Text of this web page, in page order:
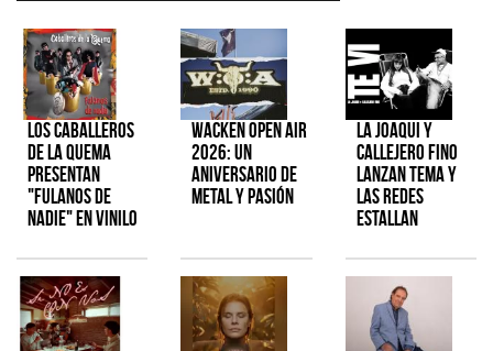
Los Caballeros
de la Quema
presentan
"Fulanos de
Nadie" en vinilo
Wacken Open Air
2026: Un
aniversario de
metal y pasión
La Joaqui y
Callejero Fino
lanzan tema y
las redes
estallan